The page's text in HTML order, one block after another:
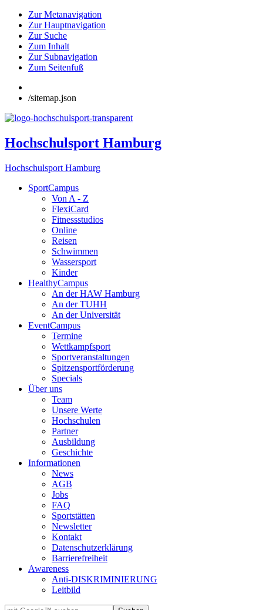
Zur Metanavigation
Zur Hauptnavigation
Zur Suche
Zum Inhalt
Zur Subnavigation
Zum Seitenfuß
/sitemap.json
Hochschulsport Hamburg
Hochschulsport Hamburg
SportCampus
Von A - Z
FlexiCard
Fitnessstudios
Online
Reisen
Schwimmen
Wassersport
Kinder
HealthyCampus
An der HAW Hamburg
An der TUHH
An der Universität
EventCampus
Termine
Wettkampfsport
Sportveranstaltungen
Spitzensportförderung
Specials
Über uns
Team
Unsere Werte
Hochschulen
Partner
Ausbildung
Geschichte
Informationen
News
AGB
Jobs
FAQ
Sportstätten
Newsletter
Kontakt
Datenschutzerklärung
Barrierefreiheit
Awareness
Anti-DISKRIMINIERUNG
Leitbild